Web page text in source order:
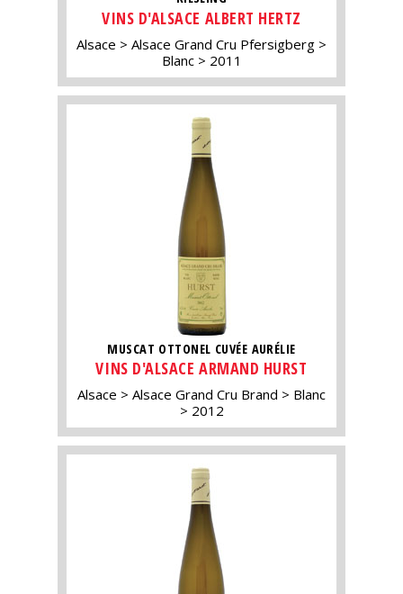
VINS D'ALSACE ALBERT HERTZ
Alsace
Alsace Grand Cru Pfersigberg
Blanc
2011
MUSCAT OTTONEL CUVÉE AURÉLIE
VINS D'ALSACE ARMAND HURST
Alsace Alsace Grand Cru Brand
Blanc
2012